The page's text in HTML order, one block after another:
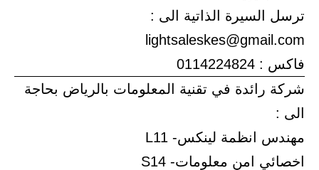
ترسل السيرة الذاتية الى :
lightsaleskes@gmail.com
فاكس : 0114224824
شركة رائدة في تقنية المعلومات بالرياض بحاجة
الى :
مهندس انظمة لينكس- L11
اخصائي امن معلومات- S14